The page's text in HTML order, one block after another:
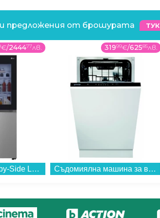
предложения от брошурата ТУК
€/244477лв.
Хладилник Side-by-Side LG GSVV80PYLL , 655 l, E , No Frost , Инокс...
31999€/62585лв.
Съдомиялна машина за вграждане Gorenje GV520E10 , 11 комплекта, 450 Ш, мм, E...